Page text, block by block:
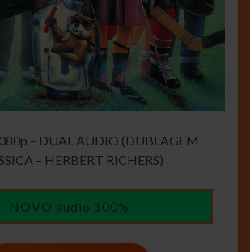
– DUAL AUDIO (DUBLAGEM
– HERBERT RICHERS)
NOVO áudio 100%